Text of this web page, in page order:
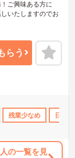
与あり 社会保険完
ご興味ある方に
いたしますのでお
らう
残業少なめ 日勤
の一覧を見